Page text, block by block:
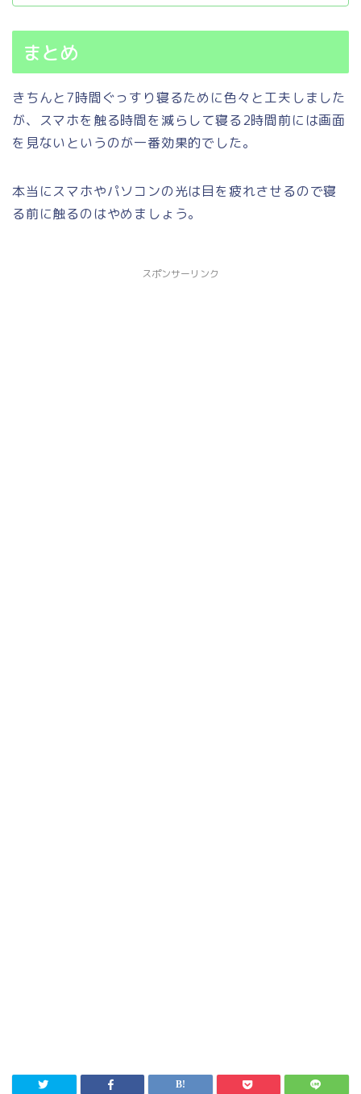
まとめ
きちんと7時間ぐっすり寝るために色々と工夫しました
が、スマホを触る時間を減らして寝る2時間前には画面
を見ないというのが一番効果的でした。
本当にスマホやパソコンの光は目を疲れさせるので寝
る前に触るのはやめましょう。
スポンサーリンク